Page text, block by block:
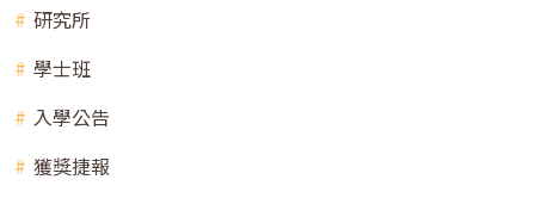
研究所
學士班
入學公告
獲獎捷報